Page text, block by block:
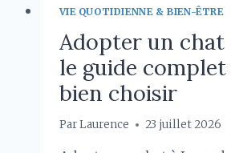
VIE QUOTIDIENNE & BIEN-ÊTRE
Adopter un chat
le guide
bien choisir
Par Laurence 23 juillet 2026